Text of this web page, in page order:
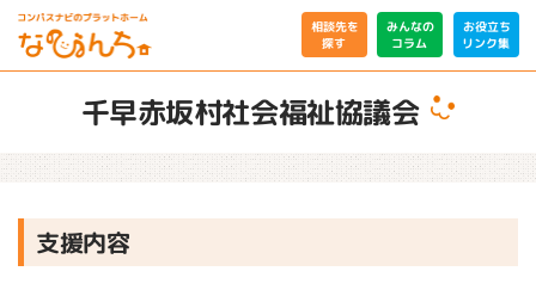
相談先を
探す
みんなの
コラム
お役立ち
リンク集
千早赤坂村社会福祉協議会
支援内容